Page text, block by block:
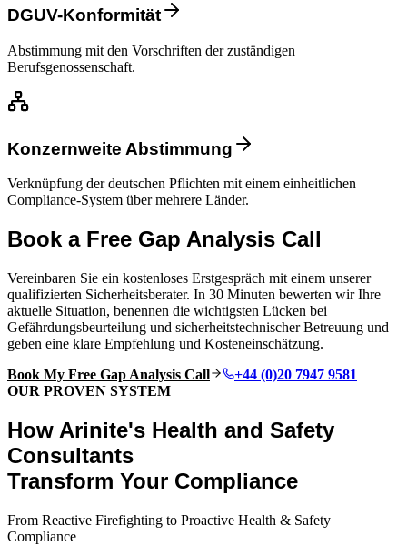
DGUV-Konformität
Abstimmung mit den Vorschriften der zuständigen
Berufsgenossenschaft.
Konzernweite Abstimmung
Verknüpfung der deutschen Pflichten mit einem einheitlichen
Compliance-System über mehrere Länder.
Book a Free Gap Analysis Call
Vereinbaren Sie ein kostenloses Erstgespräch mit einem unserer
qualifizierten Sicherheitsberater. In 30 Minuten bewerten wir Ihre
aktuelle Situation, benennen die wichtigsten Lücken bei
Gefährdungsbeurteilung und sicherheitstechnischer Betreuung und
geben eine klare Empfehlung und Kosteneinschätzung.
Book My Free Gap Analysis Call
+44 (0)20 7947 9581
OUR PROVEN SYSTEM
How Arinite's Health and Safety
Consultants
Transform Your Compliance
From Reactive Firefighting to Proactive Health & Safety
Compliance